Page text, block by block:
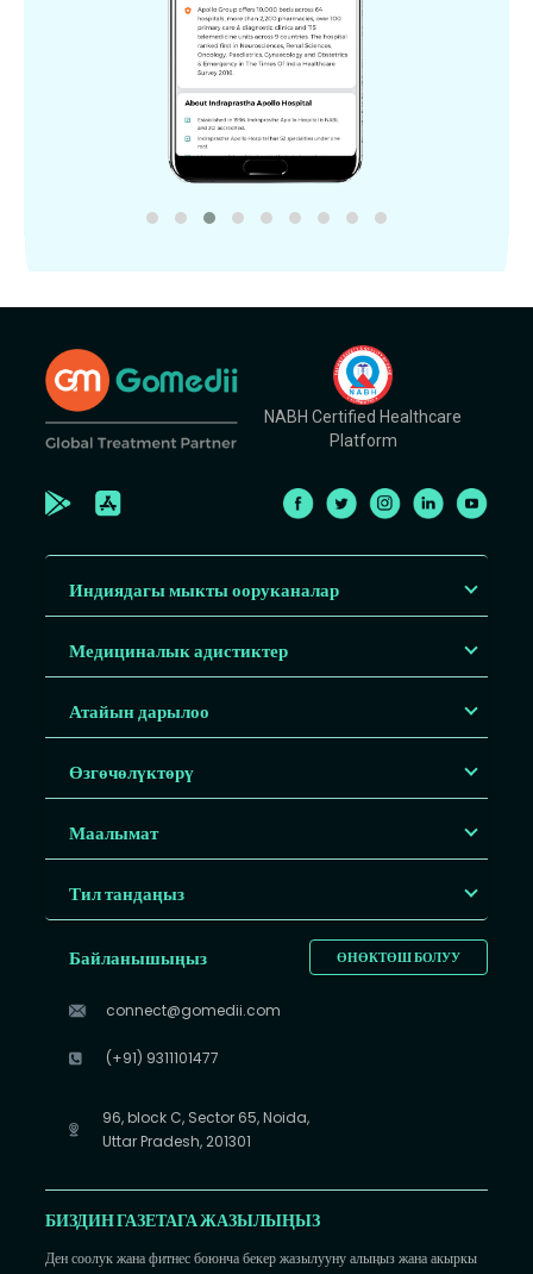
NABH Certified Healthcare
Platform
Индиядагы мыкты ооруканалар
Медициналык адистиктер
Атайын дарылоо
Өзгөчөлүктөрү
Маалымат
Тил тандаңыз
ӨНӨКТӨШ БОЛУУ
Байланышыңыз
connect@gomedii.com
(+91) 9311101477
96, block C, Sector 65, Noida,
Uttar Pradesh, 201301
БИЗДИН ГАЗЕТАГА ЖАЗЫЛЫҢЫЗ
Ден соолук жана фитнес боюнча бекер жазылууну алыңыз жана акыркы